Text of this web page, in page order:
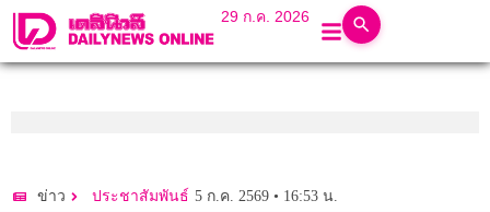
29 ก.ค. 2026
ข่าว ประชาสัมพันธ์ 5 ก.ค. 2569 • 16:53 น.